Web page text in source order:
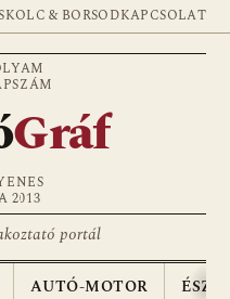
& BORSODKAPCSOLAT
Gráf
2013
portál
AUTÓ-MOTOR